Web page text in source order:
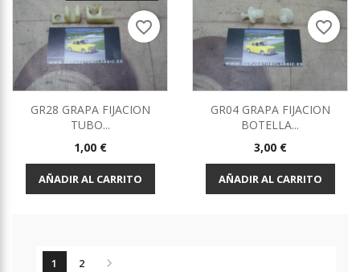
GR28 GRAPA FIJACION
TUBO...
Precio
1,00 €
AÑADIR AL CARRITO
favorite_border
GR04 GRAPA FIJACION
BOTELLA...
Precio
3,00 €
AÑADIR AL CARRITO
favorite_border
1 2 